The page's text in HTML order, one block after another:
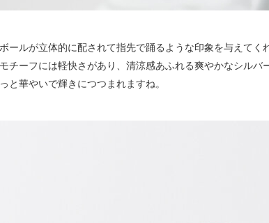
ールが立体的に配されて指先で踊るような印象を与えてく
チーフには軽快さがあり、清涼感あふれる爽やかなシルバ
と華やいで輝きにつつまれますね。